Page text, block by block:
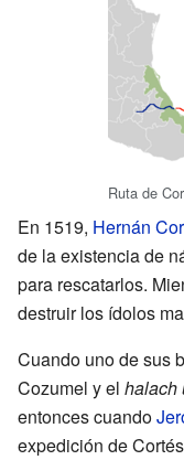
Ruta de
En 1519, Hernán
de la existencia de
para rescatarlos.
destruir los ídolos
Cuando uno de sus
Cozumel y el halach
entonces cuando
expedición de